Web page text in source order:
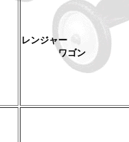
レンジャー
ワゴン